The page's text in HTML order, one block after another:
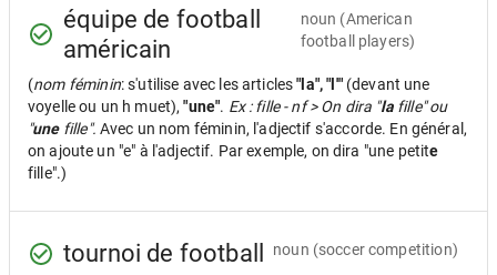
équipe de football
américain
noun (American
football players)
(nom féminin: s'utilise avec les articles"la", "l'" (devant une
voyelle ou un h muet),"une". Ex : fille - nf > On dira "lafille" ou
"unefille". Avec un nom féminin, l'adjectif s'accorde. En général,
on ajoute un "e" à l'adjectif. Par exemple, on dira "une petite
fille".)
tournoi de football noun (soccer competition)